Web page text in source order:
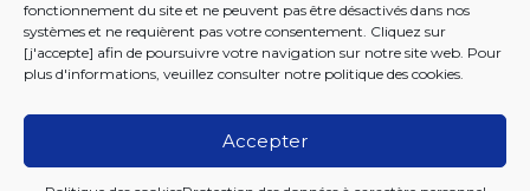
fonctionnement du site et ne peuvent pas être désactivés dans nos
systèmes et ne requièrent pas votre consentement. Cliquez sur
[j'accepte] afin de poursuivre votre navigation sur notre site web. Pour
plus d'informations, veuillez consulter notre politique des cookies.
Accepter
d'experts en aides individuelles
FONCTIONNEMENT